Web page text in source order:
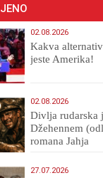
02.08.2026
Kakva
jeste Amerika!
02.08.2026
Divlja rudarska
Džehennem
romana Jahja
27.07.2026